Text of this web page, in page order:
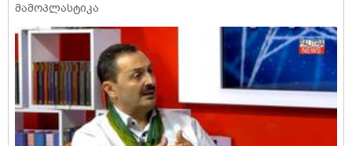
მამოპლასტიკა